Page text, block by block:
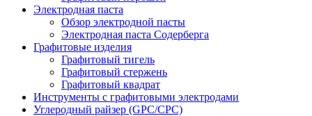
Электродная паста
Обзор электродной пасты
Электродная паста Содерберга
Графитовые изделия
Графитовый тигель
Графитовый стержень
Графитовый квадрат
Инструменты с графитовыми электродами
Углеродный райзер (GPC/CPC)